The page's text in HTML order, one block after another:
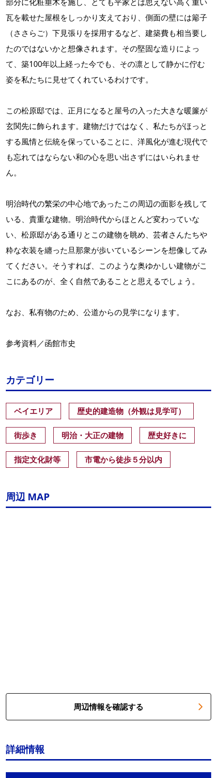
瓦を載せた屋根をしっかり支えており、側面の壁には簓子
（ささらご）下見張りを採用するなど、建築費も相当要し
たのではないかと想像されます。その堅固な造りによっ
て、築100年以上経った今でも、その凛として静かに佇む
姿を私たちに見せてくれているわけです。
この松原邸では、正月になると屋号の入った大きな暖簾が
玄関先に飾られます。建物だけではなく、私たちがほっと
する風情と伝統を保っていることに、洋風化が進む現代で
も忘れてはならない和の心を思い出さずにはいられませ
ん。
明治時代の繁栄の中心地であったこの周辺の面影を残して
いる、貴重な建物。明治時代からほとんど変わっていな
い、松原邸がある通りとこの建物を眺め、芸者さんたちや
粋な衣装を纏った旦那衆が歩いているシーンを想像してみ
てください。そうすれば、このような奥ゆかしい建物がこ
こにあるのが、全く自然であることと思えるでしょう。
なお、私有物のため、公道からの見学になります。
参考資料／函館市史
カテゴリー
ベイエリア 歴史的建造物（外観は見学可）
街歩き 明治・大正の建物 歴史好きに
指定文化財等 市電から徒歩５分以内
周辺 MAP
周辺情報を確認する
詳細情報